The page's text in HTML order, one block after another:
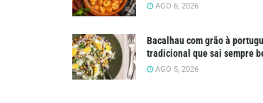
AGO 6, 2026
Bacalhau com grão à
tradicional que sai sempre
AGO 5, 2026